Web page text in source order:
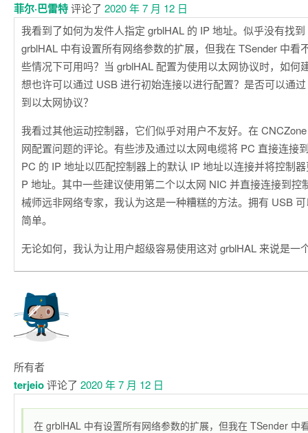
菲尔·巴雷特评论了 2020 年 7 月 12 日
我看到了如何为发件人指定 grblHAL 的 IP 地址。似乎没有找
grblHAL 中有设置所有网络参数的扩展，但我在 TSender 中看
些情况下可用吗？当 grblHAL 配置为使用以太网协议时，如何
想也许可以通过 USB 进行初始连接以进行配置？是否可以通
到以太网协议？
我看过其他运动控制器，它们似乎对用户不友好。在
网配置问题的评论。有些涉及通过以太网电缆将 PC 直接连接
PC 的 IP 地址以匹配控制器上的默认 IP 地址以连接并将控制
P 地址。其中一些建议使用第二个以太网 NIC 并直接连接到控
械师远非网络专家，我认为这是一种糟糕的方法。拥有 USB
简单。
无论如何，我认为让用户超级容易使用这对 grblHAL 来说是一
所有者
terjeio评论了 2020 年 7 月 12 日
在 grblHAL 中有设置所有网络参数的扩展，但我在 TSender 中